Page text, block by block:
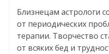
Близнецам астрологи
от периодических
терапии. Творчество
от всяких бед и